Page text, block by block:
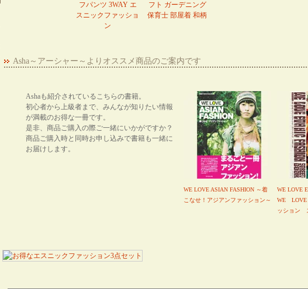
フパンツ 3WAY エ
スニックファッショ
ン
フト ガーデニング
保育士 部屋着 和柄
Asha～アーシャー～よりオススメ商品のご案内です
Ashaも紹介されているこちらの書籍。
初心者から上級者まで、みんなが知りたい情報
が満載のお得な一冊です。
是非、商品ご購入の際ご一緒にいかがですか？
商品ご購入時と同時お申し込みで書籍も一緒に
お届けします。
WE LOVE ASIAN FASHION ～着
こなせ！アジアンファッション～
WE LOVE
WE
ッション